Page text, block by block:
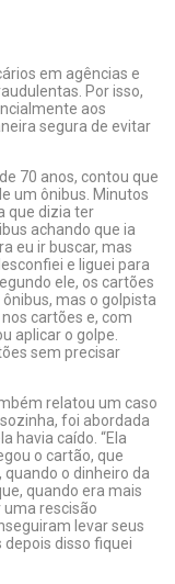
em agências e
Por isso,
aos
segura de evitar
70 anos, contou que
um ônibus. Minutos
que dizia ter
achando que ia
eu ir buscar, mas
e liguei para
ele, os cartões
mas o golpista
cartões e, com
aplicar o golpe.
sem precisar
relatou um caso
foi abordada
havia caído. “Ela
o cartão, que
quando o dinheiro da
quando era mais
rescisão
levar seus
depois disso fiquei